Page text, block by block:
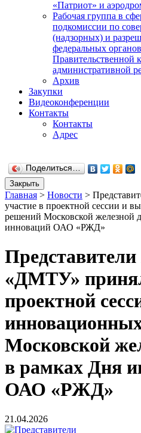
«Патриот» и
Рабочая группа в
подкомиссии по
(надзорных) и
федеральных
Правительственной
административной
Архив
Закупки
Видеоконференции
Контакты
Контакты
Адрес
Поделиться…
Закрыть
Главная > Новости >
участие в проектной сессии и
решений Московской железной
инноваций ОАО «РЖД»
«ДМТУ»
проектной
Московской
в рамках Дня
ОАО «РЖД»
21.04.2026